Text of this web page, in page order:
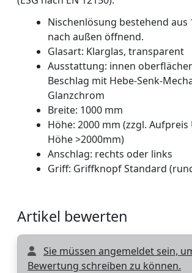
Nischenlösung bestehend aus
nach außen öffnend.
Glasart: Klarglas, transparent
Ausstattung: innen
Beschlag mit Hebe-Senk-
Glanzchrom
Breite: 1000 mm
Höhe: 2000 mm (zzgl.
Höhe >2000mm)
Anschlag: rechts oder links
Griff: Griffknopf Standard
Artikel bewerten
Sie müssen angemeldet sein,
Bewertung schreiben zu können.